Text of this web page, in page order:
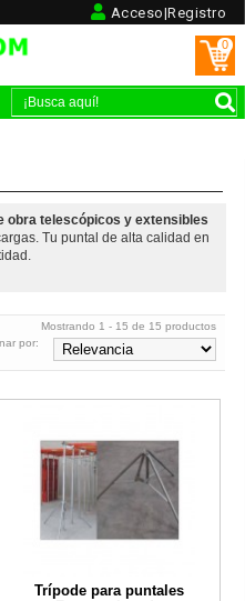
Acceso|Registro
0
obra telescópicos y extensibles
Tu puntal de alta calidad en
Mostrando 1 - 15 de 15 productos
por:
Trípode para puntales